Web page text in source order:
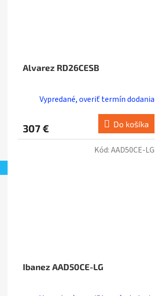
Alvarez RD26CESB
Vypredané, overiť termín dodania
307 € Do košíka
Ibanez AAD50CE-LG
Kód:AAD50CE-LG